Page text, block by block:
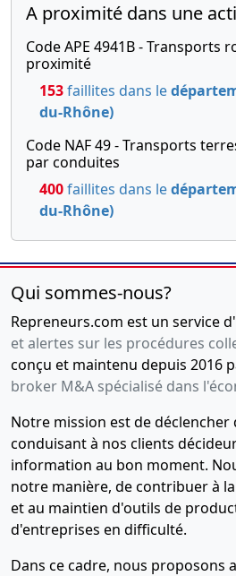
A proximité dans une
Code APE 4941B - Transports
proximité
153faillites dans le
du-Rhône)
Code NAF 49 - Transports
par conduites
400faillites dans le
du-Rhône)
Qui sommes-nous?
Repreneurs.com est un service
et alertes sur les procédures
conçu et maintenu depuis 2016
broker M&A spécialisé dans
Notre mission est de
conduisant à nos clients
information au bon moment.
notre manière, de contribuer à
et au maintien d'outils de
d'entreprises en difficulté.
Dans ce cadre, nous proposons